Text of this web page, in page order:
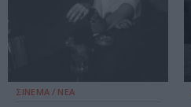
ΣΙΝΕΜΑ / ΝΕΑ